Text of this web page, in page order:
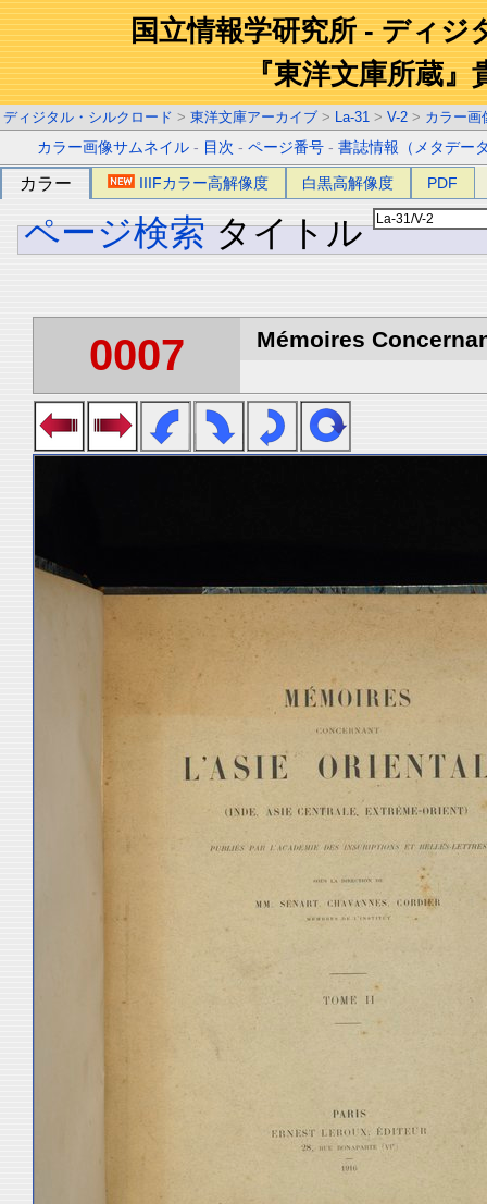
国立情報学研究所 - ディジ
『東洋文庫所蔵』
ディジタル・シルクロード > 東洋文庫アーカイブ > La-31 > V-2 > カラー画
カラー画像サムネイル - 目次 -ページ番号 -書誌情報（メタデー
カラー IIIFカラー高解像度 白黒高解像度 PDF
ページ検索 タイトル
0007 Mémoires